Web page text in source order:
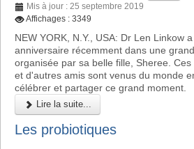
Mis à jour : 25 septembre 2019
Affichages : 3349
NEW YORK, N.Y., USA: Dr Len Linkow
anniversaire récemment dans une
organisée par sa belle fille, Sheree.
et d'autres amis sont venus du monde
célébrer et partager ce grand moment.
Lire la suite...
Les probiotiques